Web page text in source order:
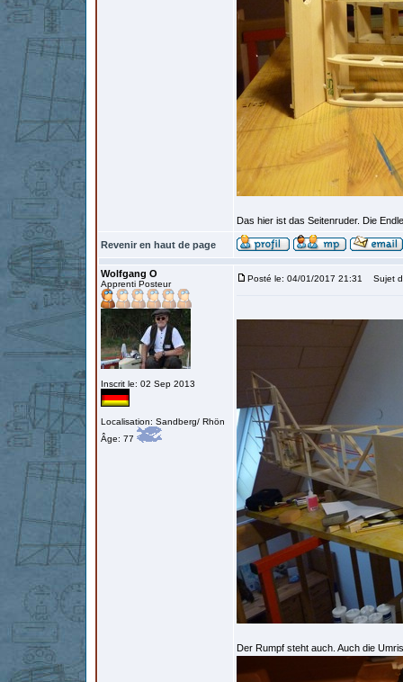
Das hier ist das Seitenruder. Die
Revenir en haut de page
Wolfgang O
Apprenti Posteur
Inscrit le: 02 Sep 2013
Localisation: Sandberg/ Rhön
Âge: 77
Posté le: 04/01/2017 21:31 Sujet
Der Rumpf steht auch. Auch die